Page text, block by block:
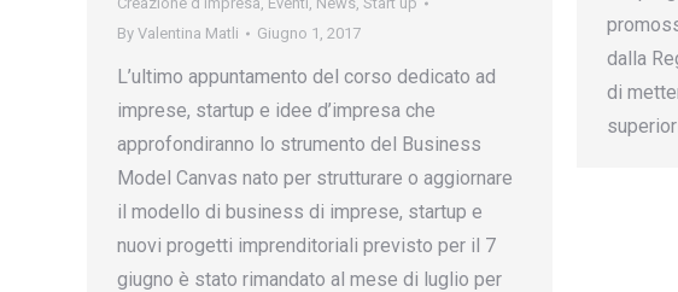
dalla
di
By Valentina Matli Giugno 1, 2017
L’ultimo appuntamento del corso dedicato ad
imprese, startup e idee d’impresa che
approfondiranno lo strumento del Business
Model Canvas nato per strutturare o aggiornare
il modello di business di imprese, startup e
nuovi progetti imprenditoriali previsto per il 7
giugno è stato rimandato al mese di luglio per